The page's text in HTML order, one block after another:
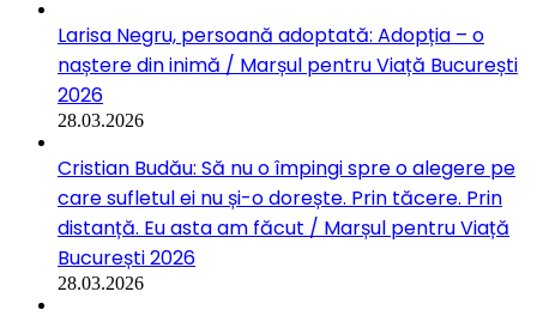
Larisa Negru, persoană adoptată: Adopția – o
naștere din inimă / Marșul pentru Viață București
2026
28.03.2026
Cristian Budău: Să nu o împingi spre o alegere pe
care sufletul ei nu și-o dorește. Prin tăcere. Prin
distanță. Eu asta am făcut / Marșul pentru Viață
București 2026
28.03.2026